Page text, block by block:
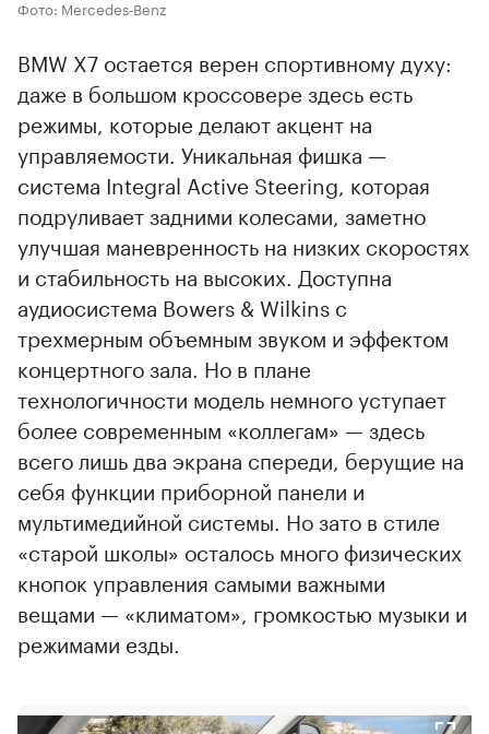
Фото: Mercedes‑Benz
BMW X7 остается верен спортивному духу:
даже в большом кроссовере здесь есть
режимы, которые делают акцент на
управляемости. Уникальная фишка —
система Integral Active Steering, которая
подруливает задними колесами, заметно
улучшая маневренность на низких скоростях
и стабильность на высоких. Доступна
аудиосистема Bowers & Wilkins с
трехмерным объемным звуком и эффектом
концертного зала. Но в плане
технологичности модель немного уступает
более современным «коллегам» — здесь
всего лишь два экрана спереди, берущие на
себя функции приборной панели и
мультимедийной системы. Но зато в стиле
«старой школы» осталось много физических
кнопок управления самыми важными
вещами — «климатом», громкостью музыки и
режимами езды.